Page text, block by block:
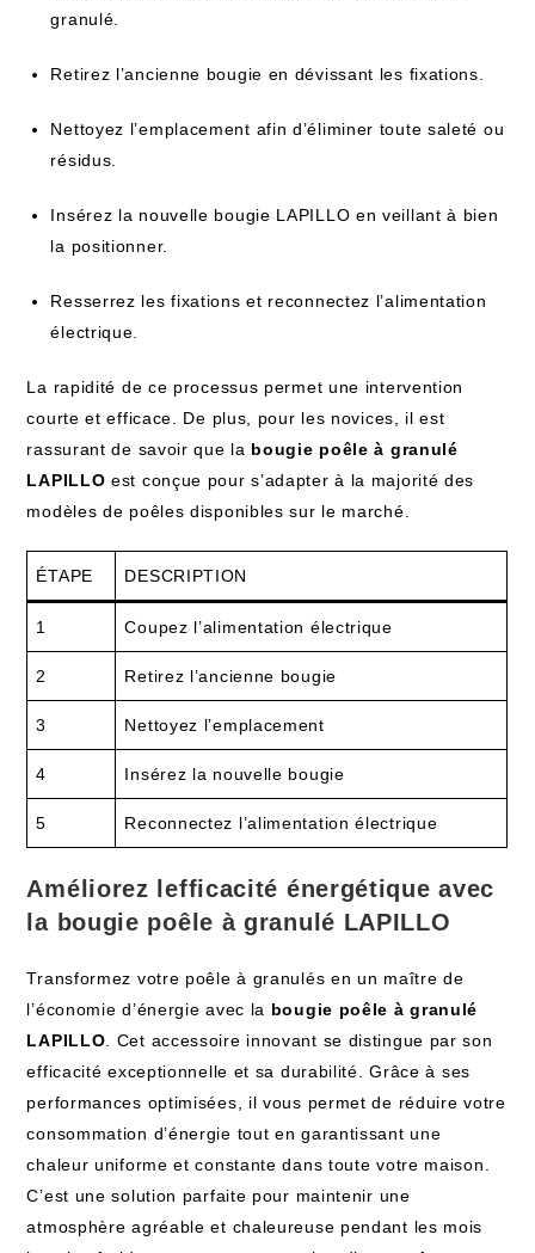
granulé.
Retirez l’ancienne bougie en dévissant les fixations.
Nettoyez l’emplacement afin d’éliminer toute saleté ou
résidus.
Insérez la nouvelle bougie LAPILLO en veillant à bien
la positionner.
Resserrez les fixations et reconnectez l’alimentation
électrique.
La rapidité de ce processus permet une intervention
courte et efficace. De plus, pour les novices, il est
rassurant de savoir que la bougie poêle à granulé
LAPILLO est conçue pour s’adapter à la majorité des
modèles de poêles disponibles sur le marché.
ÉTAPE DESCRIPTION
1 Coupez l’alimentation électrique
2 Retirez l’ancienne bougie
3 Nettoyez l’emplacement
4 Insérez la nouvelle bougie
5 Reconnectez l’alimentation électrique
Améliorez lefficacité énergétique avec
la bougie poêle à granulé LAPILLO
Transformez votre poêle à granulés en un maître de
l’économie d’énergie avec la bougie poêle à granulé
LAPILLO . Cet accessoire innovant se distingue par son
efficacité exceptionnelle et sa durabilité. Grâce à ses
performances optimisées, il vous permet de réduire votre
consommation d’énergie tout en garantissant une
chaleur uniforme et constante dans toute votre maison.
C’est une solution parfaite pour maintenir une
atmosphère agréable et chaleureuse pendant les mois